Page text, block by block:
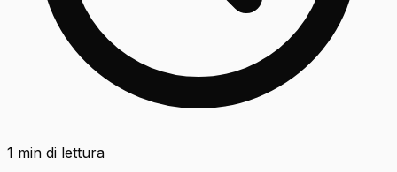
1 min di lettura